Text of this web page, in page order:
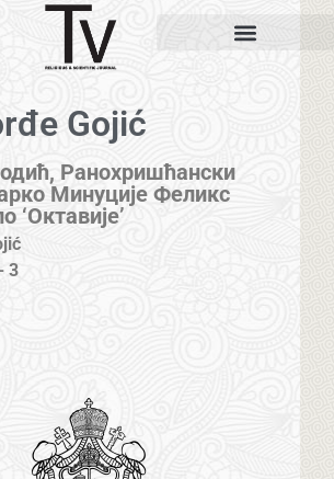
Gojić
Ранохришћански
Минуције Феликс
‘Октавије’
3